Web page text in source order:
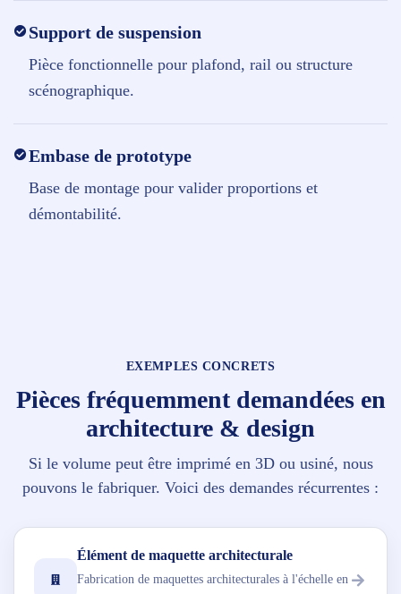
Support de suspension
Pièce fonctionnelle pour plafond, rail ou structure
scénographique.
Embase de prototype
Base de montage pour valider proportions et
démontabilité.
EXEMPLES CONCRETS
Pièces fréquemment demandées en
architecture & design
Si le volume peut être imprimé en 3D ou usiné, nous
pouvons le fabriquer. Voici des demandes récurrentes :
Élément de maquette architecturale
Fabrication de maquettes architecturales à l'échelle en